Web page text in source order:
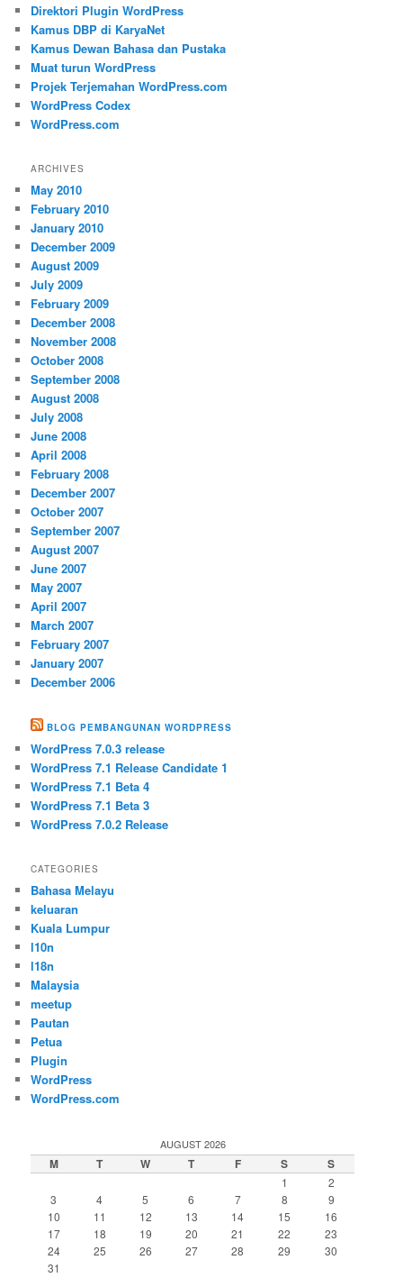
Direktori Plugin WordPress
Kamus DBP di KaryaNet
Kamus Dewan Bahasa dan Pustaka
Muat turun WordPress
Projek Terjemahan WordPress.com
WordPress Codex
WordPress.com
ARCHIVES
May 2010
February 2010
January 2010
December 2009
August 2009
July 2009
February 2009
December 2008
November 2008
October 2008
September 2008
August 2008
July 2008
June 2008
April 2008
February 2008
December 2007
October 2007
September 2007
August 2007
June 2007
May 2007
April 2007
March 2007
February 2007
January 2007
December 2006
BLOG PEMBANGUNAN WORDPRESS
WordPress 7.0.3 release
WordPress 7.1 Release Candidate 1
WordPress 7.1 Beta 4
WordPress 7.1 Beta 3
WordPress 7.0.2 Release
CATEGORIES
Bahasa Melayu
keluaran
Kuala Lumpur
l10n
l18n
Malaysia
meetup
Pautan
Petua
Plugin
WordPress
WordPress.com
AUGUST 2026
M T W T F S S
1
2
3
4 5 6 7 8
9
10
11 12 13 14 15
16
17
18 19 20 21 22
23
24
25 26 27 28 29
30
31